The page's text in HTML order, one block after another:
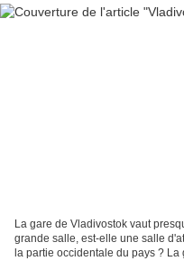
La gare de Vladivostok vaut
grande salle, est-elle une salle
la partie occidentale du pays ? La